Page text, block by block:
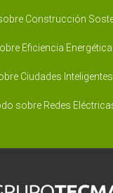
Construcción
Eficiencia Energética
Ciudades Inteligentes
sobre Redes